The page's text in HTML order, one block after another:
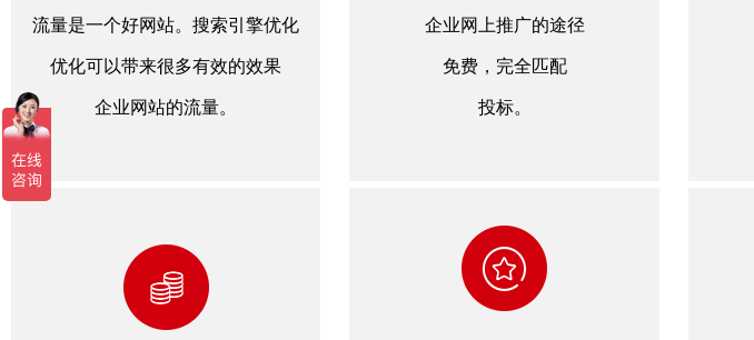
流量是一个好网站。搜索引擎优化
优化可以带来很多有效的效果
企业网站的流量。
企业网上推广的途径
免费，完全匹配
投标。